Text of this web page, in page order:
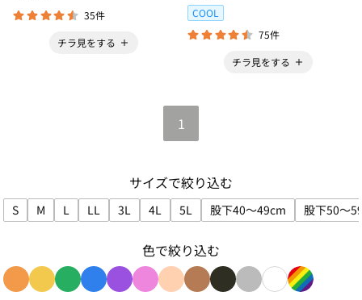
35件
チラ見をする
COOL
75件
チラ見をする
1
サイズで絞り込む
S
サイズで絞り込み: S
M
サイズで絞り込み: M
L
サイズで絞り込み: L
LL
サイズで絞り込み: LL
3L
サイズで絞り込み: 3L
4L
サイズで絞り込み: 4L
5L
サイズで絞り込み: 5L
股下40～49cm
サイズで絞り込み: 股
股下50～
サ
色で絞り込む